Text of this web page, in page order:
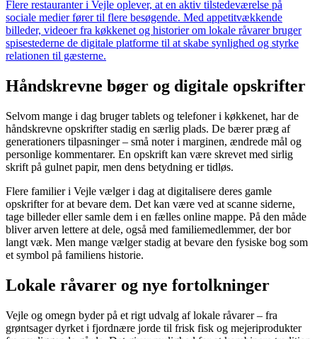
Flere restauranter i Vejle oplever, at en aktiv tilstedeværelse på
sociale medier fører til flere besøgende. Med appetitvækkende
billeder, videoer fra køkkenet og historier om lokale råvarer bruger
spisestederne de digitale platforme til at skabe synlighed og styrke
relationen til gæsterne.
Håndskrevne bøger og digitale opskrifter
Selvom mange i dag bruger tablets og telefoner i køkkenet, har de
håndskrevne opskrifter stadig en særlig plads. De bærer præg af
generationers tilpasninger – små noter i marginen, ændrede mål og
personlige kommentarer. En opskrift kan være skrevet med sirlig
skrift på gulnet papir, men dens betydning er tidløs.
Flere familier i Vejle vælger i dag at digitalisere deres gamle
opskrifter for at bevare dem. Det kan være ved at scanne siderne,
tage billeder eller samle dem i en fælles online mappe. På den måde
bliver arven lettere at dele, også med familiemedlemmer, der bor
langt væk. Men mange vælger stadig at bevare den fysiske bog som
et symbol på familiens historie.
Lokale råvarer og nye fortolkninger
Vejle og omegn byder på et rigt udvalg af lokale råvarer – fra
grøntsager dyrket i fjordnære jorde til frisk fisk og mejeriprodukter